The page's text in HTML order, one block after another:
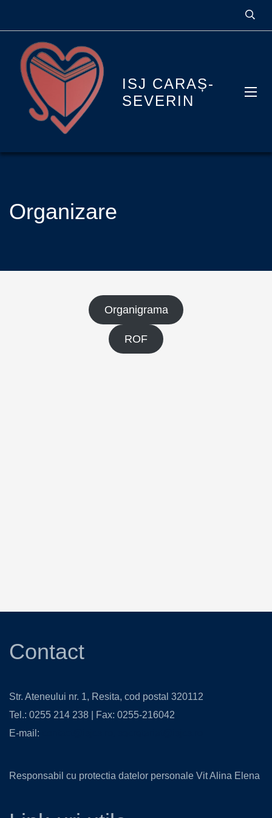
ISJ CARAȘ-
SEVERIN
Organizare
Organigrama
ROF
Contact
Str. Ateneului nr. 1, Resita, cod postal 320112
Tel.: 0255 214 238 | Fax: 0255-216042
E-mail:
Responsabil cu protectia datelor personale Vit Alina Elena